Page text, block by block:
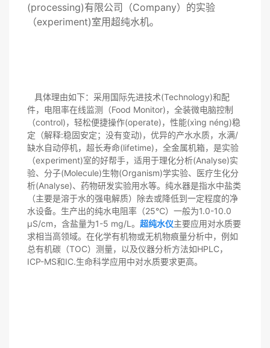
(processing)有限公司（Company）的实验
（experiment)室用超纯水机。
具体理由如下：采用国际先进技术(Technology)和配
件，电阻率在线监测（Food Monitor)，全装微电脑控制
（control)，轻松便捷操作(operate)，性能(xìng néng)稳
定（解释:稳固安定；没有变动)，优异的产水水质，水满/
缺水自动停机，超长寿命(lifetime)，全金属机箱，是实验
（experiment)室的好帮手，适用于理化分析(Analyse)实
验、分子(Molecule)生物(Organism)学实验、医疗生化分
析(Analyse)、药物研发实验用水等。纯水器是指水中盐类
（主要是溶于水的强电解质）除去或降低到一定程度的净
水设备。生产出的纯水电阻率（25℃）一般为1.0-10.0
μS/cm，含盐量为1-5 mg/L。 超纯水仪主要应用对水质要
求相当高领域。在化学有机物或无机物痕量分析中，例如
总有机碳（TOC）测量，以及仪器分析方法如HPLC，
ICP-MS和IC.生命科学应用中对水质要求更高。